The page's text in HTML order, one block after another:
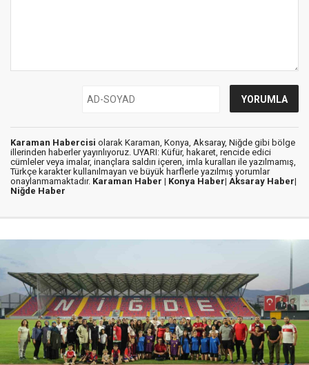
Karaman Habercisi olarak Karaman, Konya, Aksaray, Niğde gibi bölge
illerinden haberler yayınlıyoruz. UYARI: Küfür, hakaret, rencide edici
cümleler veya imalar, inançlara saldırı içeren, imla kuralları ile yazılmamış,
Türkçe karakter kullanılmayan ve büyük harflerle yazılmış yorumlar
onaylanmamaktadır. Karaman Haber | Konya Haber| Aksaray Haber|
Niğde Haber